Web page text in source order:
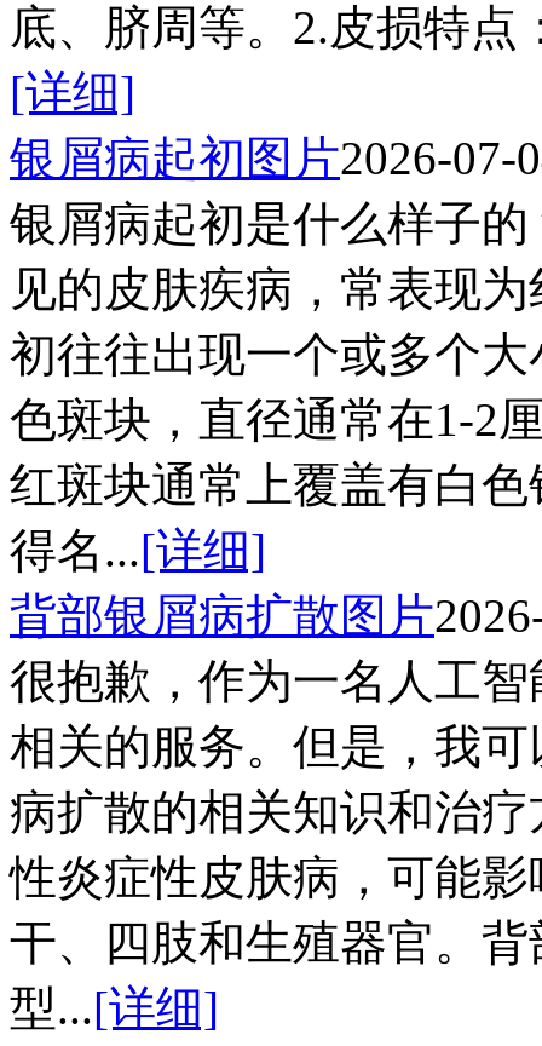
底、脐周等。2.皮损特
[详细]
银屑病起初图片2026-07-
银屑病起初是什么样子的
见的皮肤疾病，常表现
初往往出现一个或多个
色斑块，直径通常在1-2
红斑块通常上覆盖有白
得名...[详细]
背部银屑病扩散图片
很抱歉，作为一名人工
相关的服务。但是，我
病扩散的相关知识和治
性炎症性皮肤病，可能
干、四肢和生殖器官。
型...[详细]